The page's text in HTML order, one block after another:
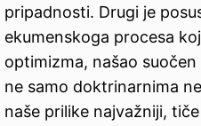
pripadnosti. Drugi je
ekumenskoga procesa
optimizma, našao
ne samo doktrinarnima
naše prilike najvažniji,